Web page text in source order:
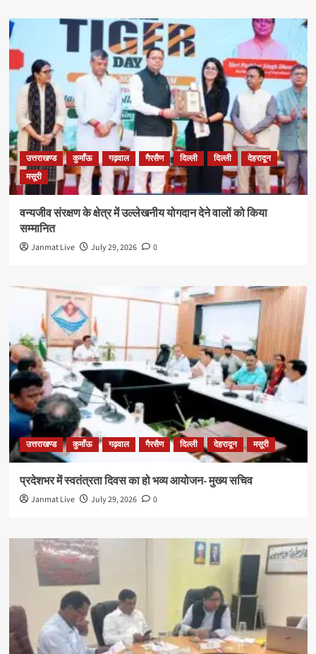
उत्तराखण्ड कुमाँऊ गढ़वाल गैरसैण दिल्ली दिल्ली
देहरादून
मसूरी
वन्यजीव संरक्षण के क्षेत्र में उल्लेखनीय योगदान देने वालों को किया
सम्मानित
Janmat Live July 29, 2026 0
उत्तराखण्ड कुमाँऊ गढ़वाल गैरसैण दिल्ली देहरादून मसूरी
प्रदेशभर में स्वतंत्रता दिवस का हो भव्य आयोजन- मुख्य सचिव
Janmat Live July 29, 2026 0